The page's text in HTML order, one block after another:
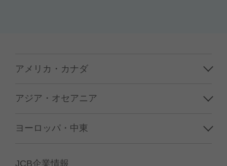
アメリカ・カナダ
ハワイ
アジア・オセアニア
韓国
ヨーロッパ・中東
JCB企業情報